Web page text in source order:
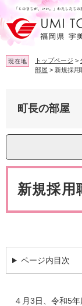
ー
ジ
の
先
頭
ニ
ュ
ー
を
飛
背景色変更
現在地 トップページ >
部屋 > 新規採
町長の部屋
新規採用
ページ内目次
４月3日、令和5年